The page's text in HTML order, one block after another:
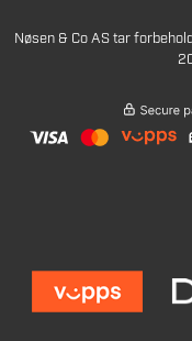
Nøsen & Co AS tar